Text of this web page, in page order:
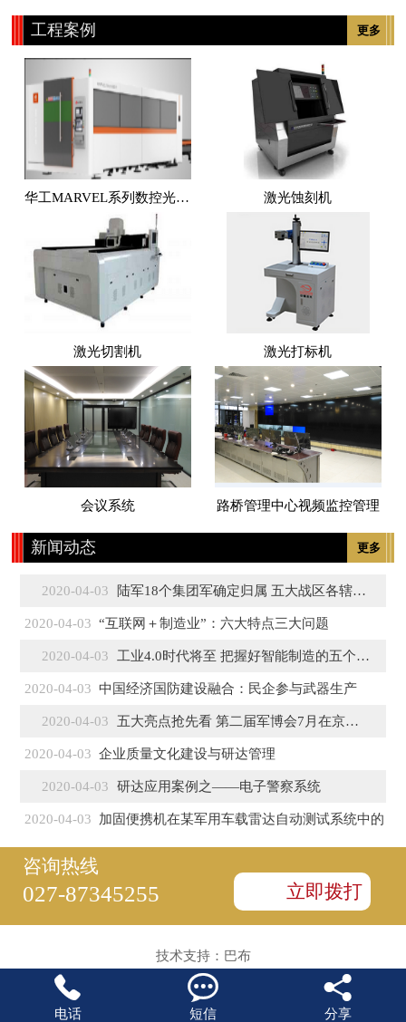
更多
工程案例
华工MARVEL系列数控光纤激光切割机 激光蚀刻机
激光切割机 激光打标机
会议系统 路桥管理中心视频监控管理
更多
新闻动态
2020-04-03 陆军18个集团军确定归属 五大战区各辖3至5个
2020-04-03 “互联网＋制造业”：六大特点三大问题
2020-04-03 工业4.0时代将至 把握好智能制造的五个特征
2020-04-03 中国经济国防建设融合：民企参与武器生产
2020-04-03 五大亮点抢先看 第二届军博会7月在京盛大开幕
2020-04-03 企业质量文化建设与研达管理
2020-04-03 研达应用案例之——电子警察系统
2020-04-03 加固便携机在某军用车载雷达自动测试系统中的
咨询热线
027-87345255 立即拨打
技术支持： 巴布

电话

短信

分享